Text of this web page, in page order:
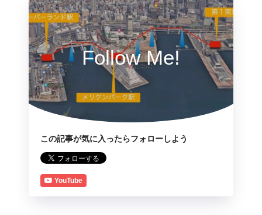
Follow Me!
この記事が気に入ったらフォローしよう
YouTube